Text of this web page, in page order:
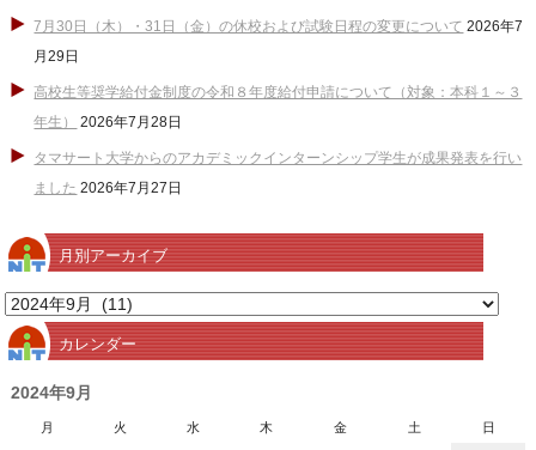
7月30日（木）・31日（金）の休校および試験日程の変更について 2026年7
月29日
高校生等奨学給付金制度の令和８年度給付申請について（対象：本科１～３
年生）
2026年7月28日
タマサート大学からのアカデミックインターンシップ学生が成果発表を行い
ました 2026年7月27日
月別アーカイブ
月
別
ア
ー
カレンダー
2024年9月
月 火 水 木 金 土 日